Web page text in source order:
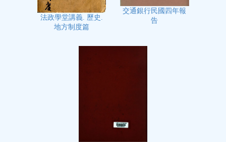
法政學堂講義. 歷史.
地方制度篇
交通銀行民國四年報
告